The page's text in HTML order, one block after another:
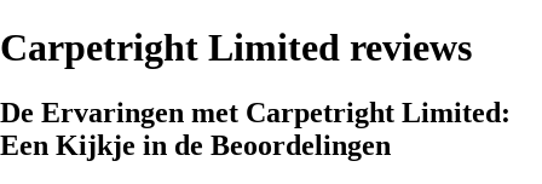
Carpetright Limited reviews
De Ervaringen met Carpetright Limited:
Een Kijkje in de Beoordelingen